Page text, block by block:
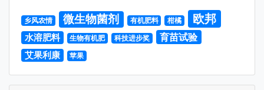
乡风农情 微生物菌剂 有机肥料 柑橘 欧邦
水溶肥料 生物有机肥 科技进步奖 育苗试验
艾果利康 苹果